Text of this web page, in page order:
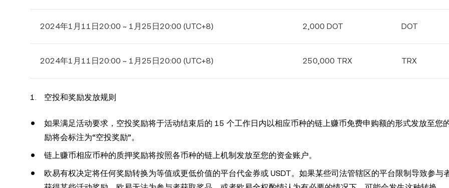
2024年1月11日20:00 ~ 1月25日20:00 (UTC+8) 2,000 DOT DOT
2024年1月11日20:00 ~ 1月25日20:00 (UTC+8) 250,000 TRX TRX
空投和奖励发放规则
如果满足活动要求，空投奖励将于活动结束后的 15 个工作日内以相应币种的链上赚币免费申购额的形式发放至您
励将会标注为“空投奖励”。
链上赚币相应币种的质押奖励将按照各币种的链上机制发放至您的资金账户。
欧易有权决定将任何奖励转换为等值或更低价值的平台代金券或 USDT。如果某些司法管辖区的平台限制导致参与